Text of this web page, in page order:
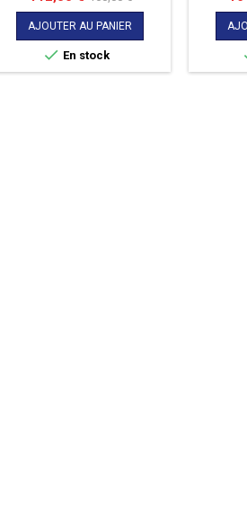
coureur pronateur. La
chaussure à davantage
d'amorti que sa précédente
version et a reçu une nouvelle
de la célèbre Wave Plate.
de
base
AJOUTER AU PANIER
 En stock
qui
dans
dans
voici
pour la